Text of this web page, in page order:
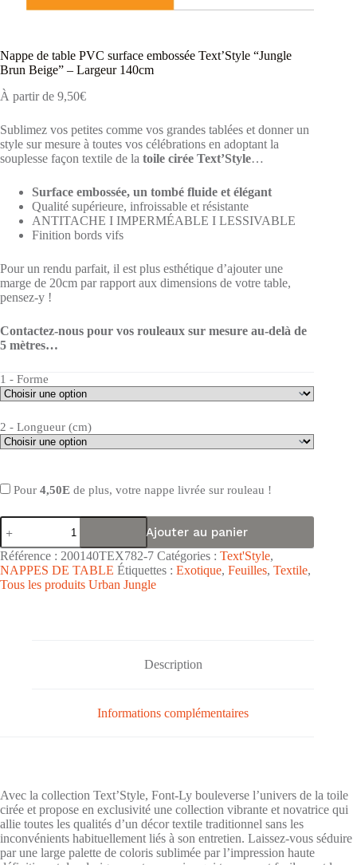
Nappe de table PVC surface embossée Text’Style “Jungle
Brun Beige” – Largeur 140cm
À partir de 9,50€
Sublimez vos petites comme vos grandes tablées et donner un
style sur mesure à toutes vos célébrations en adoptant la
souplesse façon textile de la toile cirée Text’Style…
Surface embossée, un tombé fluide et élégant
Qualité supérieure, infroissable et résistante
ANTITACHE I IMPERMÉABLE I LESSIVABLE
Finition bords vifs
Pour un rendu parfait, il est plus esthétique d’ajouter une
marge de 20cm par rapport aux dimensions de votre table,
pensez-y !
Contactez-nous pour vos rouleaux sur mesure au-delà de
5 mètres…
1 - Forme
2 - Longueur (cm)
Pour 4,50E de plus, votre nappe livrée sur rouleau !
quantité
de
Nappe
de
table
PVC
Ajouter au panier
Référence : 200140TEX782-7 Catégories : Text'Style,
NAPPES DE TABLE Étiquettes : Exotique, Feuilles, Textile,
Tous les produits Urban Jungle
Description
Informations complémentaires
Avec la collection Text’Style, Font-Ly bouleverse l’univers de la toile
cirée et propose en exclusivité une collection vibrante et novatrice qui
allie toutes les qualités d’un décor textile traditionnel sans les
inconvénients habituellement liés à son entretien. Laissez-vous séduire
par une large palette de coloris sublimée par l’impression haute